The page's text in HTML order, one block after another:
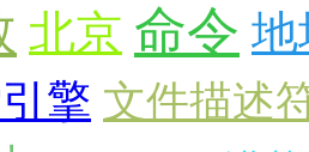
北京 命令 地
擎 文件描述